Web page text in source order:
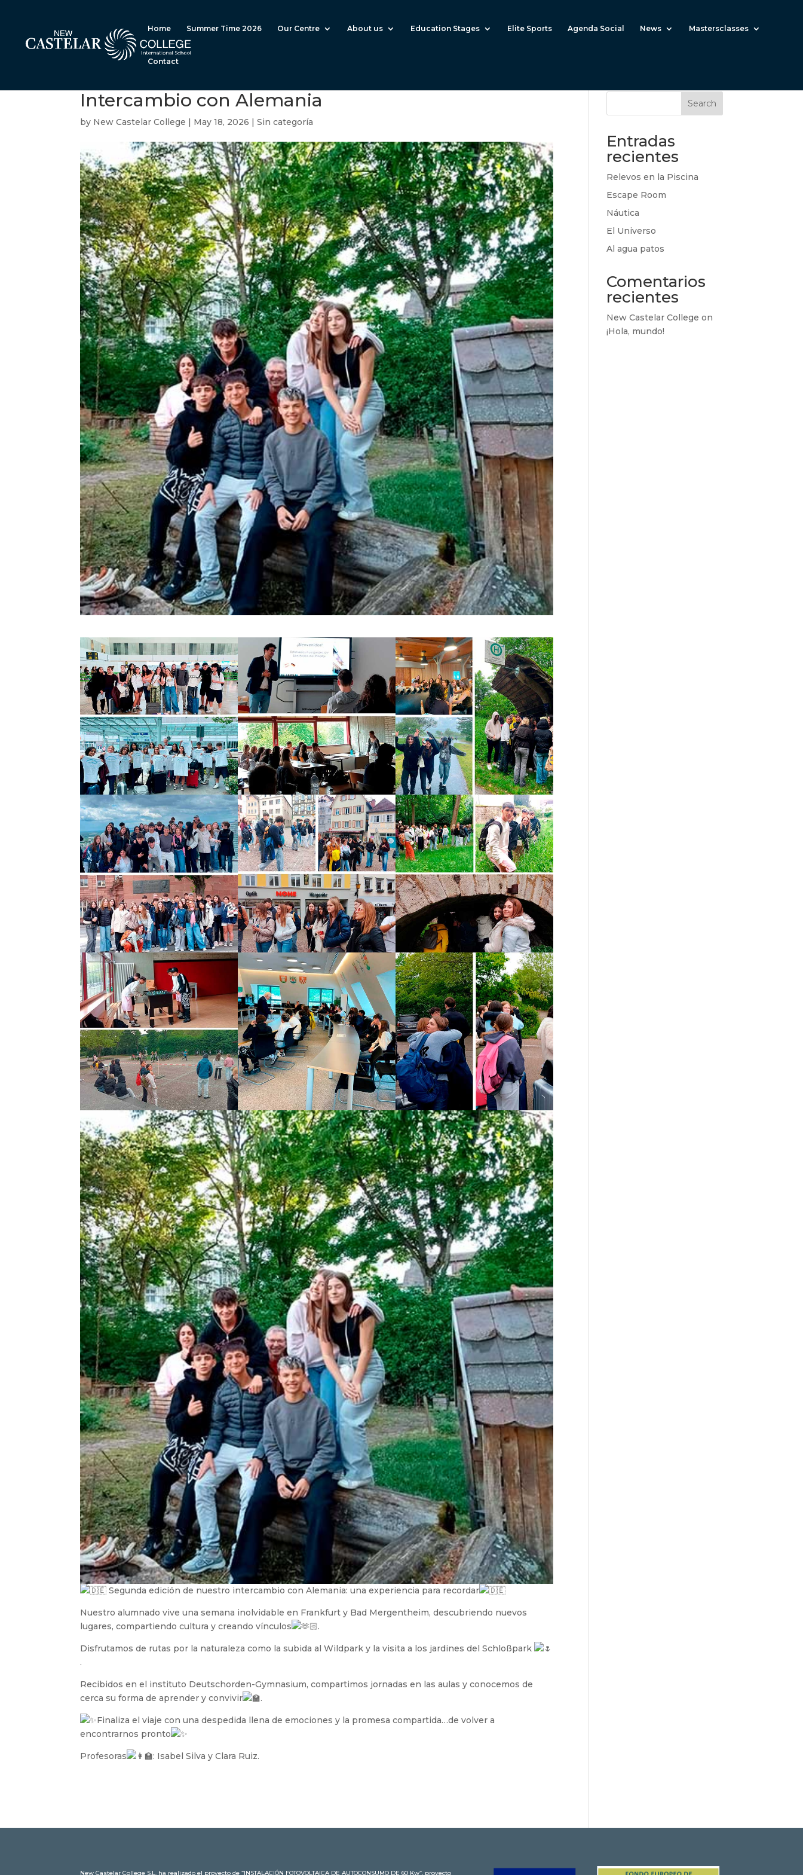
Home Summer Time 2026 Our Centre About us Education Stages Elite Sports Agenda Social News Mastersclasses
Contact
Intercambio con Alemania
by New Castelar College | May 18, 2026 |Sin categoría
Segunda edición de nuestro intercambio con Alemania: una experiencia para recordar
Nuestro alumnado vive una semana inolvidable en Frankfurt y Bad Mergentheim, descubriendo nuevos
lugares, compartiendo cultura y creando vínculos
.
Disfrutamos de rutas por la naturaleza como la subida al Wildpark y la visita a los jardines del Schloßpark
.
Recibidos en el instituto Deutschorden-Gymnasium, compartimos jornadas en las aulas y conocemos de
cerca su forma de aprender y convivir
.
Finaliza el viaje con una despedida llena de emociones y la promesa compartida…de volver a
encontrarnos pronto
Profesoras : Isabel Silva y Clara Ruiz.
Search
Entradas
recientes
Relevos en la Piscina
Escape Room
Náutica
El Universo
Al agua patos
Comentarios
recientes
New Castelar College on
¡Hola, mundo!
New Castelar College S.L. ha realizado el proyecto de “INSTALACIÓN FOTOVOLTAICA DE AUTOCONSUMO DE 60 Kw”, proyecto